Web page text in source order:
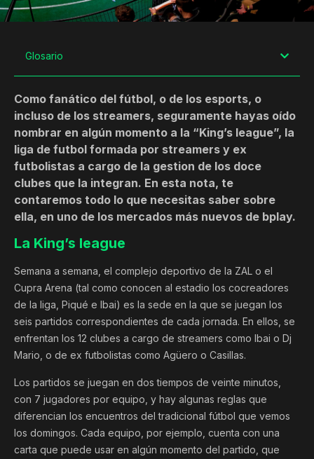
Glosario
Como fanático del fútbol, o de los esports, o
incluso de los streamers, seguramente hayas oído
nombrar en algún momento a la “King’s league”, la
liga de futbol formada por streamers y ex
futbolistas a cargo de la gestion de los doce
clubes que la integran. En esta nota, te
contaremos todo lo que necesitas saber sobre
ella, en uno de los mercados más nuevos de bplay.
La King’s league
Semana a semana, el complejo deportivo de la ZAL o el
Cupra Arena (tal como conocen al estadio los cocreadores
de la liga, Piqué e Ibai) es la sede en la que se juegan los
seis partidos correspondientes de cada jornada. En ellos, se
enfrentan los 12 clubes a cargo de streamers como Ibai o Dj
Mario, o de ex futbolistas como Agüero o Casillas.
Los partidos se juegan en dos tiempos de veinte minutos,
con 7 jugadores por equipo, y hay algunas reglas que
diferencian los encuentros del tradicional fútbol que vemos
los domingos. Cada equipo, por ejemplo, cuenta con una
carta que puede usar en algún momento del partido, que